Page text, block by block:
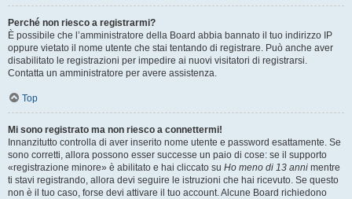
Perché non riesco a registrarmi?
È possibile che l’amministratore della Board abbia bannato il tuo indirizzo IP
oppure vietato il nome utente che stai tentando di registrare. Può anche aver
disabilitato le registrazioni per impedire ai nuovi visitatori di registrarsi.
Contatta un amministratore per avere assistenza.
Top
Mi sono registrato ma non riesco a connettermi!
Innanzitutto controlla di aver inserito nome utente e password esattamente. Se
sono corretti, allora possono esser successe un paio di cose: se il supporto
«registrazione minore» è abilitato e hai cliccato su Ho meno di 13 anni mentre
ti stavi registrando, allora devi seguire le istruzioni che hai ricevuto. Se questo
non è il tuo caso, forse devi attivare il tuo account. Alcune Board richiedono